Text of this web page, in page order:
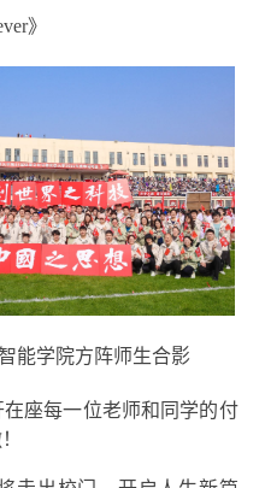
》
能学院方阵师生合影
座每一位老师和同学的付